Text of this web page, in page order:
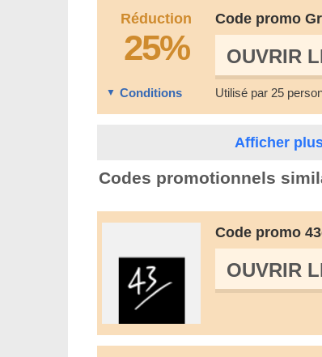
Réduction
25%
Code promo
OUVRIR
Conditions Utilisé par 25
Afficher
Codes promotionnels
Code promo
OUVRIR